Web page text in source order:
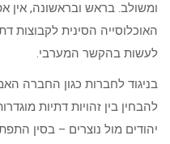
ומשולב. בראש ובראשונה,
האוכלוסייה הסינית לקבוצות
לעשות בהקשר המערבי.
בניגוד לחברות כגון החברה
להבחין בין זהויות דתיות
יהודים מול נוצרים – בסין